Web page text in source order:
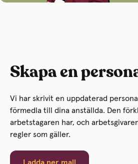
Skapa en
Vi har skrivit en uppdaterad
förmedla till dina anställda. Den
arbetstagaren har, och
regler som gäller.